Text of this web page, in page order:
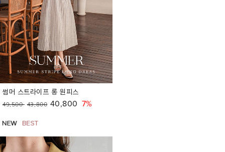
썸머 스트라이프 롱 원피스
49,500 43,800 40,800 7%